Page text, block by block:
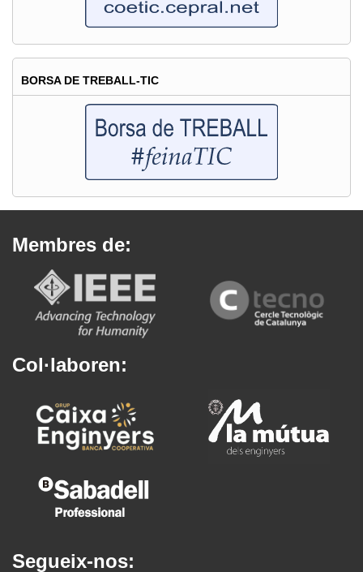
BORSA DE TREBALL-TIC
Membres de:
Col·laboren:
Segueix-nos: